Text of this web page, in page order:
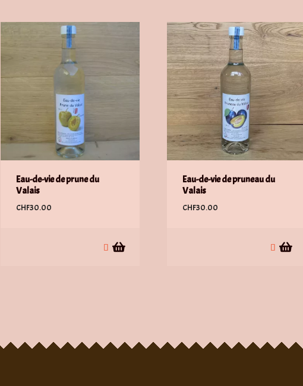
Eau-de-vie de prune du
Valais
CHF30.00
Eau-de-vie de pruneau du
Valais
CHF30.00